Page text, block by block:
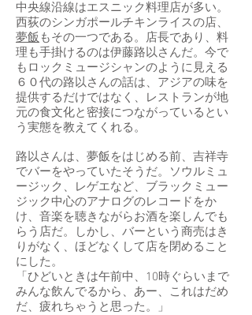
中央線沿線はエスニック料理店が多い。
西荻のシンガポールチキンライスの店、
夢飯 もその一つである。店長であり、料
理も手掛けるのは伊藤路以さんだ。今で
もロックミュージシャンのように見える
６０代の路以さんの話は、アジアの味を
提供するだけではなく、レストランが地
元の食文化と密接につながっているとい
う実態を教えてくれる。
路以さんは、夢飯をはじめる前、吉祥寺
でバーをやっていたそうだ。ソウルミュ
ージック、レゲエなど、ブラックミュー
ジック中心のアナログのレコードをか
け、音楽を聴きながらお酒を楽しんでも
らう店だ。しかし、バーという商売はき
りがなく、ほどなくして店を閉めること
にした。
「ひどいときは午前中、10時ぐらいまで
みんな飲んでるから、あー、これはだめ
だ、疲れちゃうと思った。」